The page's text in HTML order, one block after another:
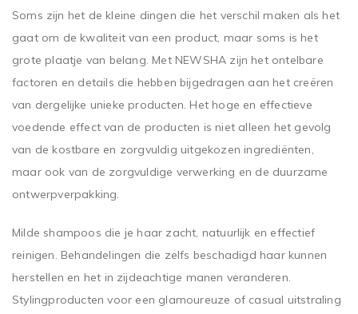
Soms zijn het de kleine dingen die het verschil maken als het
gaat om de kwaliteit van een product, maar soms is het
grote plaatje van belang. Met NEWSHA zijn het ontelbare
factoren en details die hebben bijgedragen aan het creëren
van dergelijke unieke producten. Het hoge en effectieve
voedende effect van de producten is niet alleen het gevolg
van de kostbare en zorgvuldig uitgekozen ingrediënten,
maar ook van de zorgvuldige verwerking en de duurzame
ontwerpverpakking.
Milde shampoos die je haar zacht, natuurlijk en effectief
reinigen. Behandelingen die zelfs beschadigd haar kunnen
herstellen en het in zijdeachtige manen veranderen.
Stylingproducten voor een glamoureuze of casual uitstraling